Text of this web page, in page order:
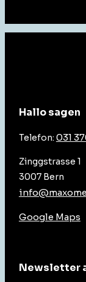
Hallo sagen
Telefon: 031
Zinggstrasse 1
3007 Bern
Google Maps
Newsletter